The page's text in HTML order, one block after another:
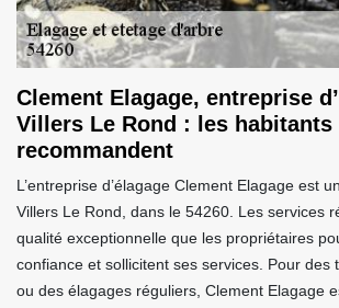
Clement Elagage, entreprise
Villers Le Rond : les habitants
recommandent
L’entreprise d’élagage Clement Elagage est
Villers Le Rond, dans le 54260. Les services
qualité exceptionnelle que les propriétaires
confiance et sollicitent ses services. Pour des
ou des élagages réguliers, Clement Elagage